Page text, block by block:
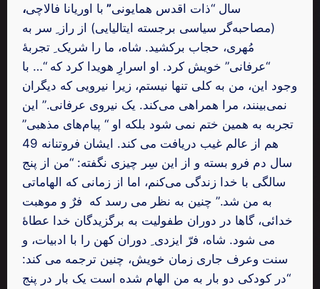
سال “ذات اقدس همایونی” با اوریانا فالاچی،
(مصاحبه‌گر سیاسی برجسته ایتالیایی) از راز ِ سر به
مُهری، حجاب برکشید. شاه، ما را شریک ِ تجربۀ
“عرفانی” خویش کرد. او اسرارِ هویدا کرد که “… با
وجود این، من به کلی تنها نیستم، زیرا نیرویی که دیگران
نمی‌بینند، مرا همراهی می‌کند. یک نیروی عرفانی.” این
تجربه به همین ختم نمی شود بلکه او “ پیام‌های مذهبی”
هم از عالم غیب دریافت می کند. ایشان فروتنانه 49
سال دم فرو بسته و از این سِر چیزی نگفته: “من از پنج
سالگی با خدا زندگی می‌کنم، اما از زمانی که الهاماتی
به من شد.” چنین به نظر می رسد که فرٌ و موهبت
خدائی، گاها در دوران طفولیت به برگزیدگان خدا عطاۀ
می شود. شاه، فرّ ایزدی ِ دوران کهن را با ادبیات، و
سنت وعرف جاری زمان خویش، چنین ترجمه می کند:
“در کودکی دو بار به من الهام شده است یک بار در پنج